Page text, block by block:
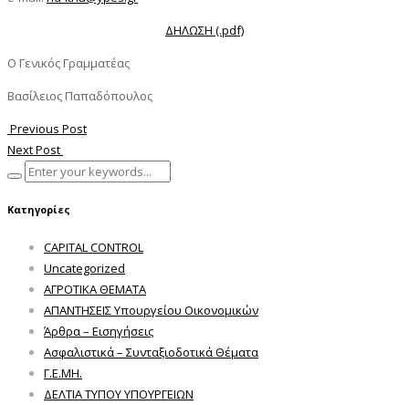
ΔΗΛΩΣΗ (.pdf)
Ο Γενικός Γραμματέας
Βασίλειος Παπαδόπουλος
Previous Post
Next Post
Κατηγορίες
CAPITAL CONTROL
Uncategorized
ΑΓΡΟΤΙΚΑ ΘΕΜΑΤΑ
ΑΠΑΝΤΗΣΕΙΣ Υπουργείου Οικονομικών
Άρθρα – Εισηγήσεις
Ασφαλιστικά – Συνταξιοδοτικά Θέματα
Γ.Ε.ΜΗ.
ΔΕΛΤΙΑ ΤΥΠΟΥ ΥΠΟΥΡΓΕΙΩΝ